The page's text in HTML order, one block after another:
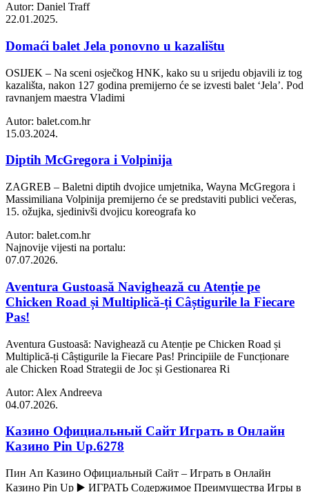
Autor: Daniel Traff
22.01.2025.
Domaći balet Jela ponovno u kazalištu
OSIJEK – Na sceni osječkog HNK, kako su u srijedu objavili iz tog
kazališta, nakon 127 godina premijerno će se izvesti balet ‘Jela’. Pod
ravnanjem maestra Vladimi
Autor: balet.com.hr
15.03.2024.
Diptih McGregora i Volpinija
ZAGREB – Baletni diptih dvojice umjetnika, Wayna McGregora i
Massimiliana Volpinija premijerno će se predstaviti publici večeras,
15. ožujka, sjedinivši dvojicu koreografa ko
Autor: balet.com.hr
Najnovije vijesti na portalu:
07.07.2026.
Aventura Gustoasă Navighează cu Atenție pe
Chicken Road și Multiplică-ți Câștigurile la Fiecare
Pas!
Aventura Gustoasă: Navighează cu Atenție pe Chicken Road și
Multiplică-ți Câștigurile la Fiecare Pas! Principiile de Funcționare
ale Chicken Road Strategii de Joc și Gestionarea Ri
Autor: Alex Andreeva
04.07.2026.
Казино Официальный Сайт Играть в Онлайн
Казино Pin Up.6278
Пин Ап Казино Официальный Сайт – Играть в Онлайн
Казино Pin Up ▶️ ИГРАТЬ Содержимое Преимущества Игры в